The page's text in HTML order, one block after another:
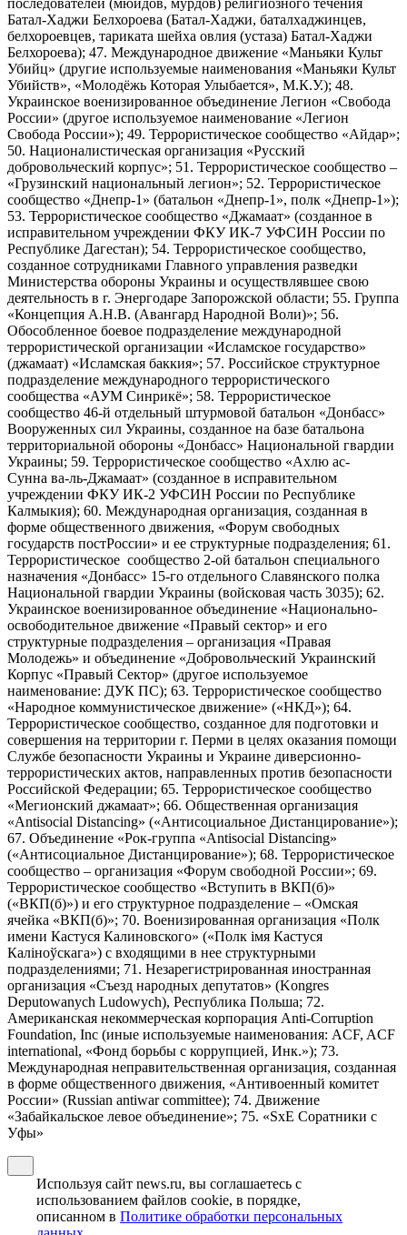
последователей (мюидов, мурдов) религиозного течения
Батал-Хаджи Белхороева (Батал-Хаджи, баталхаджинцев,
белхороевцев, тариката шейха овлия (устаза) Батал-Хаджи
Белхороева); 47. Международное движение «Маньяки Культ
Убийц» (другие используемые наименования «Маньяки Культ
Убийств», «Молодёжь Которая Улыбается», М.К.У.); 48.
Украинское военизированное объединение Легион «Свобода
России» (другое используемое наименование «Легион
Свобода России»); 49. Террористическое сообщество «Айдар»;
50. Националистическая организация «Русский
добровольческий корпус»; 51. Террористическое сообщество –
«Грузинский национальный легион»; 52. Террористическое
сообщество «Днепр-1» (батальон «Днепр-1», полк «Днепр-1»);
53. Террористическое сообщество «Джамаат» (созданное в
исправительном учреждении ФКУ ИК-7 УФСИН России по
Республике Дагестан); 54. Террористическое сообщество,
созданное сотрудниками Главного управления разведки
Министерства обороны Украины и осуществлявшее свою
деятельность в г. Энергодаре Запорожской области; 55. Группа
«Концепция А.Н.В. (Авангард Народной Воли)»; 56.
Обособленное боевое подразделение международной
террористической организации «Исламское государство»
(джамаат) «Исламская баккия»; 57. Российское структурное
подразделение международного террористического
сообщества «АУМ Синрикё»; 58. Террористическое
сообщество 46-й отдельный штурмовой батальон «Донбасс»
Вооруженных сил Украины, созданное на базе батальона
территориальной обороны «Донбасс» Национальной гвардии
Украины; 59. Террористическое сообщество «Ахлю ас-
Сунна ва-ль-Джамаат» (созданное в исправительном
учреждении ФКУ ИК-2 УФСИН России по Республике
Калмыкия); 60. Международная организация, созданная в
форме общественного движения, «Форум свободных
государств постРоссии» и ее структурные подразделения; 61.
Террористическое сообщество 2-ой батальон специального
назначения «Донбасс» 15-го отдельного Славянского полка
Национальной гвардии Украины (войсковая часть 3035); 62.
Украинское военизированное объединение «Национально-
освободительное движение «Правый сектор» и его
структурные подразделения – организация «Правая
Молодежь» и объединение «Добровольческий Украинский
Корпус «Правый Сектор» (другое используемое
наименование: ДУК ПС); 63. Террористическое сообщество
«Народное коммунистическое движение» («НКД»); 64.
Террористическое сообщество, созданное для подготовки и
совершения на территории г. Перми в целях оказания помощи
Службе безопасности Украины и Украине диверсионно-
террористических актов, направленных против безопасности
Российской Федерации; 65. Террористическое сообщество
«Мегионский джамаат»; 66. Общественная организация
«Antisocial Distancing» («Антисоциальное Дистанцирование»);
67. Объединение «Рок-группа «Antisocial Distancing»
(«Антисоциальное Дистанцирование»); 68. Террористическое
сообщество – организация «Форум свободной России»; 69.
Террористическое сообщество «Вступить в ВКП(б)»
(«ВКП(б)») и его структурное подразделение – «Омская
ячейка «ВКП(б)»; 70. Военизированная организация «Полк
имени Кастуся Калиновского» («Полк iмя Кастуся
Калiноўскага») с входящими в нее структурными
подразделениями; 71. Незарегистрированная иностранная
организация «Съезд народных депутатов» (Kongres
Deputowanych Ludowych), Республика Польша; 72.
Американская некоммерческая корпорация Anti-Corruption
Foundation, Inc (иные используемые наименования: ACF, ACF
international, «Фонд борьбы с коррупцией, Инк.»); 73.
Международная неправительственная организация, созданная
в форме общественного движения, «Антивоенный комитет
России» (Russian antiwar committee); 74. Движение
«Забайкальское левое объединение»; 75. «SxE Соратники с
Уфы»
Используя сайт news.ru, вы соглашаетесь с
использованием файлов cookie, в порядке,
описанном в Политике обработки персональных